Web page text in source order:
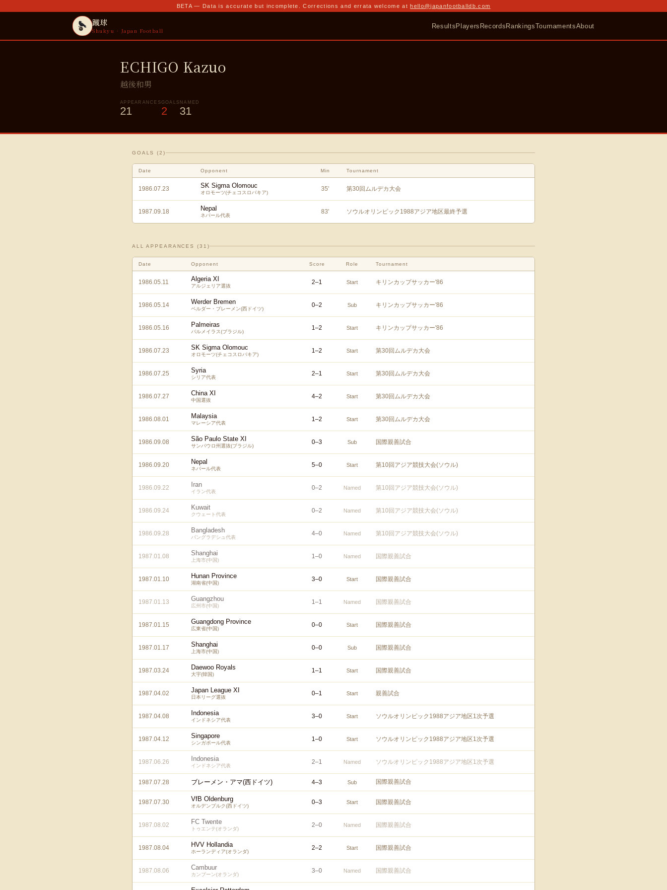
BETA — Data is accurate but incomplete. Corrections and errata welcome at hello@japanfootballdb.com
蹴球
Shukyu · Japan Football
ResultsPlayers RecordsRankingsTournamentsAbout
ECHIGO Kazuo
越後和男
APPEARANCES
21
GOALS
2
NAMED
31
GOALS (2 )
Date Opponent Min Tournament
1986.07.23 SK Sigma Olomouc
オロモーツ(チェコスロバキア)
35' 第30回ムルデカ大会
1987.09.18 Nepal
ネパール代表
83' ソウルオリンピック1988アジア地区最終予選
ALL APPEARANCES (31 )
Date Opponent Score Role Tournament
1986.05.11 Algeria XI
アルジェリア選抜
2–1 Start キリンカップサッカー'86
1986.05.14 Werder Bremen
ベルダー・ブレーメン(西ドイツ)
0–2 Sub キリンカップサッカー'86
1986.05.16 Palmeiras
パルメイラス(ブラジル)
1–2 Start キリンカップサッカー'86
1986.07.23 SK Sigma Olomouc
オロモーツ(チェコスロバキア)
1–2 Start 第30回ムルデカ大会
1986.07.25 Syria
シリア代表
2–1 Start 第30回ムルデカ大会
1986.07.27 China XI
中国選抜
4–2 Start 第30回ムルデカ大会
1986.08.01 Malaysia
マレーシア代表
1–2 Start 第30回ムルデカ大会
1986.09.08 São Paulo State XI
サンパウロ州選抜(ブラジル)
0–3 Sub 国際親善試合
1986.09.20 Nepal
ネパール代表
5–0 Start 第10回アジア競技大会(ソウル)
1986.09.22 Iran
イラン代表
0–2 Named 第10回アジア競技大会(ソウル)
1986.09.24 Kuwait
クウェート代表
0–2 Named 第10回アジア競技大会(ソウル)
1986.09.28 Bangladesh
バングラデシュ代表
4–0 Named 第10回アジア競技大会(ソウル)
1987.01.08 Shanghai
上海市(中国)
1–0 Named 国際親善試合
1987.01.10 Hunan Province
湖南省(中国)
3–0 Start 国際親善試合
1987.01.13 Guangzhou
広州市(中国)
1–1 Named 国際親善試合
1987.01.15 Guangdong Province
広東省(中国)
0–0 Start 国際親善試合
1987.01.17 Shanghai
上海市(中国)
0–0 Sub 国際親善試合
1987.03.24 Daewoo Royals
大宇(韓国)
1–1 Start 国際親善試合
1987.04.02 Japan League XI
日本リーグ選抜
0–1 Start 親善試合
1987.04.08 Indonesia
インドネシア代表
3–0 Start ソウルオリンピック1988アジア地区1次予選
1987.04.12 Singapore
シンガポール代表
1–0 Start ソウルオリンピック1988アジア地区1次予選
1987.06.26 Indonesia
インドネシア代表
2–1 Named ソウルオリンピック1988アジア地区1次予選
1987.07.28 ブレーメン・アマ(西ドイツ) 4–3 Sub 国際親善試合
1987.07.30 VfB Oldenburg
オルデンブルク(西ドイツ)
0–3 Start 国際親善試合
1987.08.02 FC Twente
トゥエンテ(オランダ)
2–0 Named 国際親善試合
1987.08.04 HVV Hollandia
ホーランディア(オランダ)
2–2 Start 国際親善試合
1987.08.06 Cambuur
カンブーン(オランダ)
3–0 Named 国際親善試合